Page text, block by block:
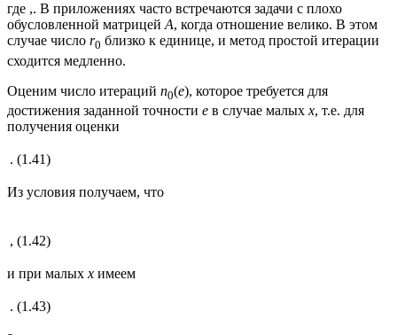
где ,. В приложениях часто встречаются задачи с плохо
обусловленной матрицейА, когда отношение велико. В этом
случае число r0 близко к единице, и метод простой итерации
сходится медленно.
Оценим число итераций n0(e), которое требуется для
достижения заданной точности e в случае малых x, т.е. для
получения оценки
. (1.41)
Из условия получаем, что
, (1.42)
и при малых x имеем
. (1.43)